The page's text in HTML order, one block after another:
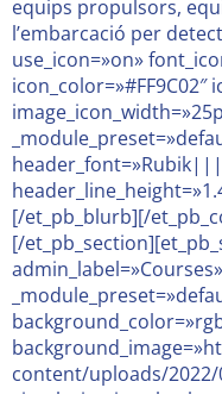
equips propulsors,
l’embarcació per
use_icon=»on»
icon_color=»#FF9C02″
[/et_pb_blurb][/
[/
content/uploads/